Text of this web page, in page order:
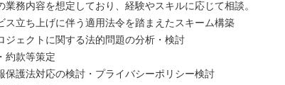
業務内容を想定しており、経験やスキルに応じて相談。
立ち上げに伴う適用法令を踏まえたスキーム構築
ェクトに関する法的問題の分析・検討
款等策定
護法対応の検討・プライバシーポリシー検討